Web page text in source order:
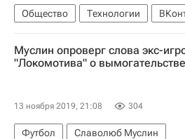
Общество Технологии
Россия
Муслин опроверг слова экс-
"Локомотива" о
13 ноября 2019, 21:08 304
Футбол
Славолюб Муслин